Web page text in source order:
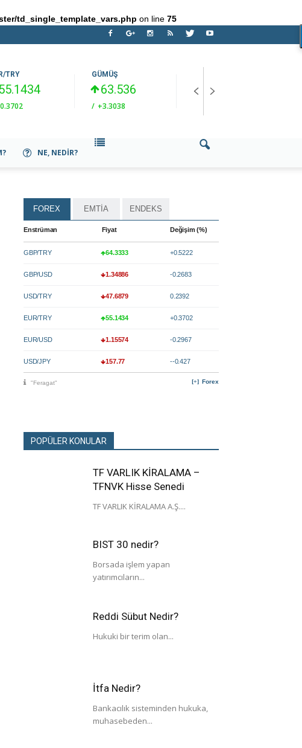
td_single_template_vars.php on line 75
TRY
55.1434
GÜMÜŞ
63.536
/ +3.3038
47.6879
NE, NEDIR?
FOREX EMTİA ENDEKS
Enstrüman Fiyat Değişim (%)
GBP/TRY 64.3333 +0.5222
GBP/USD 1.34886 -0.2683
USD/TRY 47.6879 0.2392
EUR/TRY 55.1434 +0.3702
EUR/USD 1.15574 -0.2967
USD/JPY 157.77 --0.427
Forex
"Feragat"
POPÜLER KONULAR
TF VARLIK KİRALAMA –
TFNVK Hisse Senedi
TF VARLIK KİRALAMA A.Ş....
BIST 30 nedir?
Borsada işlem yapan
yatırımcıların...
Reddi Sübut Nedir?
Hukuki bir terim olan...
İtfa Nedir?
Bankacılık sisteminden hukuka,
muhasebeden...